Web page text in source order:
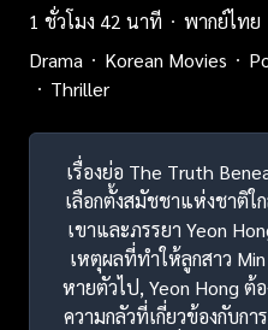
1 ชั่วโมง 42 นาที
พากย์ไทย
Drama
Korean Movies
Thriller
เรื่องย่อ The Truth
เลือกตั้งสมัชชาแห่งชาติใ
เขาและภรรยา Yeon
เหตุผลที่ทำให้ลูกสาว
หายตัวไป, Yeon Hong
ความกลัวที่เกี่ยวข้องกับก